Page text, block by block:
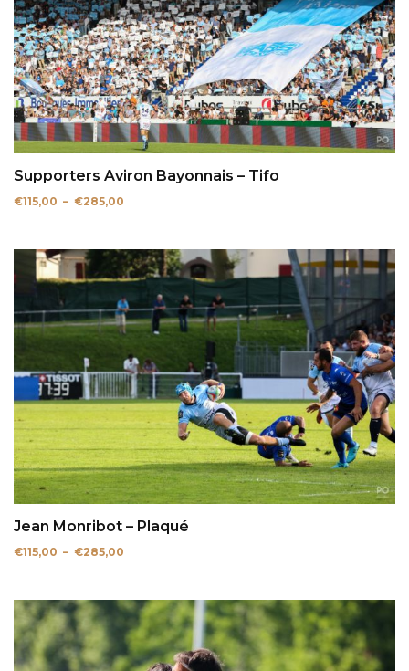
Supporters Aviron Bayonnais – Tifo
€115,00 – €285,00
à
€285,00
Jean Monribot – Plaqué
€115,00 – €285,00
à
€285,00